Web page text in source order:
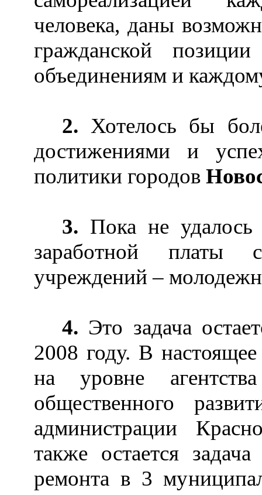
человека, даны
гражданской
объединениям и
2. Хотелось бы
достижениями и
политики городов
3. Пока не
заработной платы
учреждений–
4. Это задача
2008 году. В настоящее
на уровне
общественного
администрации
также остается
ремонта в 3